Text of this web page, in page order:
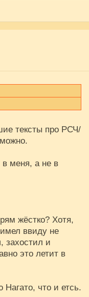
тексты про РСЧ/
в меня, а не в
жёстко? Хотя,
ввиду не
захостил и
это летит в
Нагато, что и етсь.